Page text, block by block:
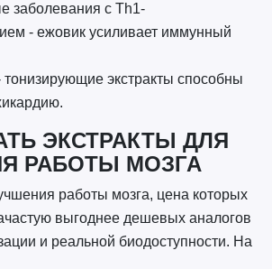
заболевания с Th1-
- ежовик усиливает иммунный
тонизирующие экстракты способны
ЭКСТРАКТЫ ДЛЯ
РАБОТЫ МОЗГА
работы мозга, цена которых
выгоднее дешевых аналогов
и реальной биодоступности. На